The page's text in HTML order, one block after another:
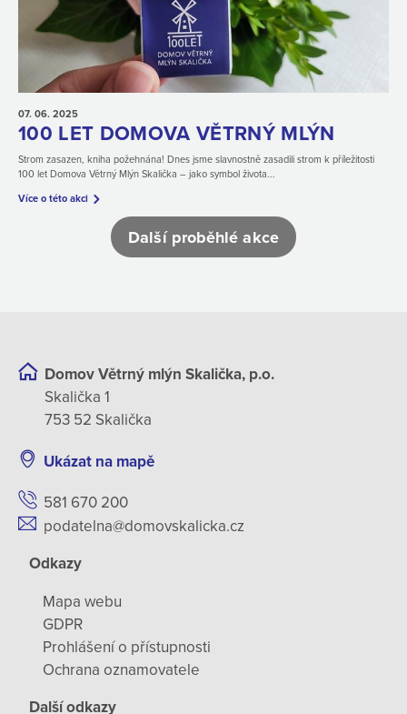
07. 06. 2025
100 LET DOMOVA VĚTRNÝ MLÝN
Strom zasazen, kniha požehnána! Dnes jsme slavnostně zasadili strom k příležitosti
100 let Domova Větrný Mlýn Skalička – jako symbol života...
Více o této akci
Další proběhlé akce
Domov Větrný mlýn Skalička, p.o.
Skalička 1
753 52 Skalička
Ukázat na mapě
581 670 200
podatelna@domovskalicka.cz
Odkazy
Mapa webu
GDPR
Prohlášení o přístupnosti
Ochrana oznamovatele
Další odkazy